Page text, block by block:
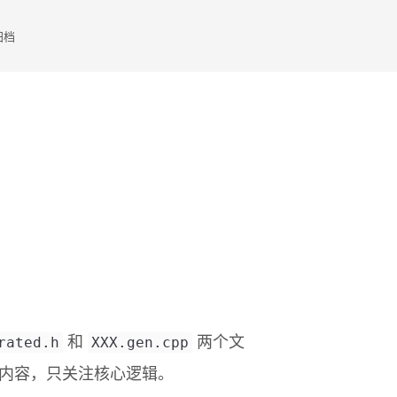
档
和 XXX.gen.cpp
两个文
容，只关注核心逻辑。